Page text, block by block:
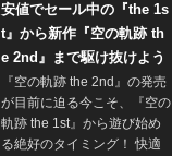
安値でセール中の『the 1s
t』から新作『空の軌跡 th
e 2nd』まで駆け抜けよう
『空の軌跡 the 2nd』の発売
が目前に迫る今こそ、『空の
軌跡 the 1st』から遊び始め
る絶好のタイミング！ 快適